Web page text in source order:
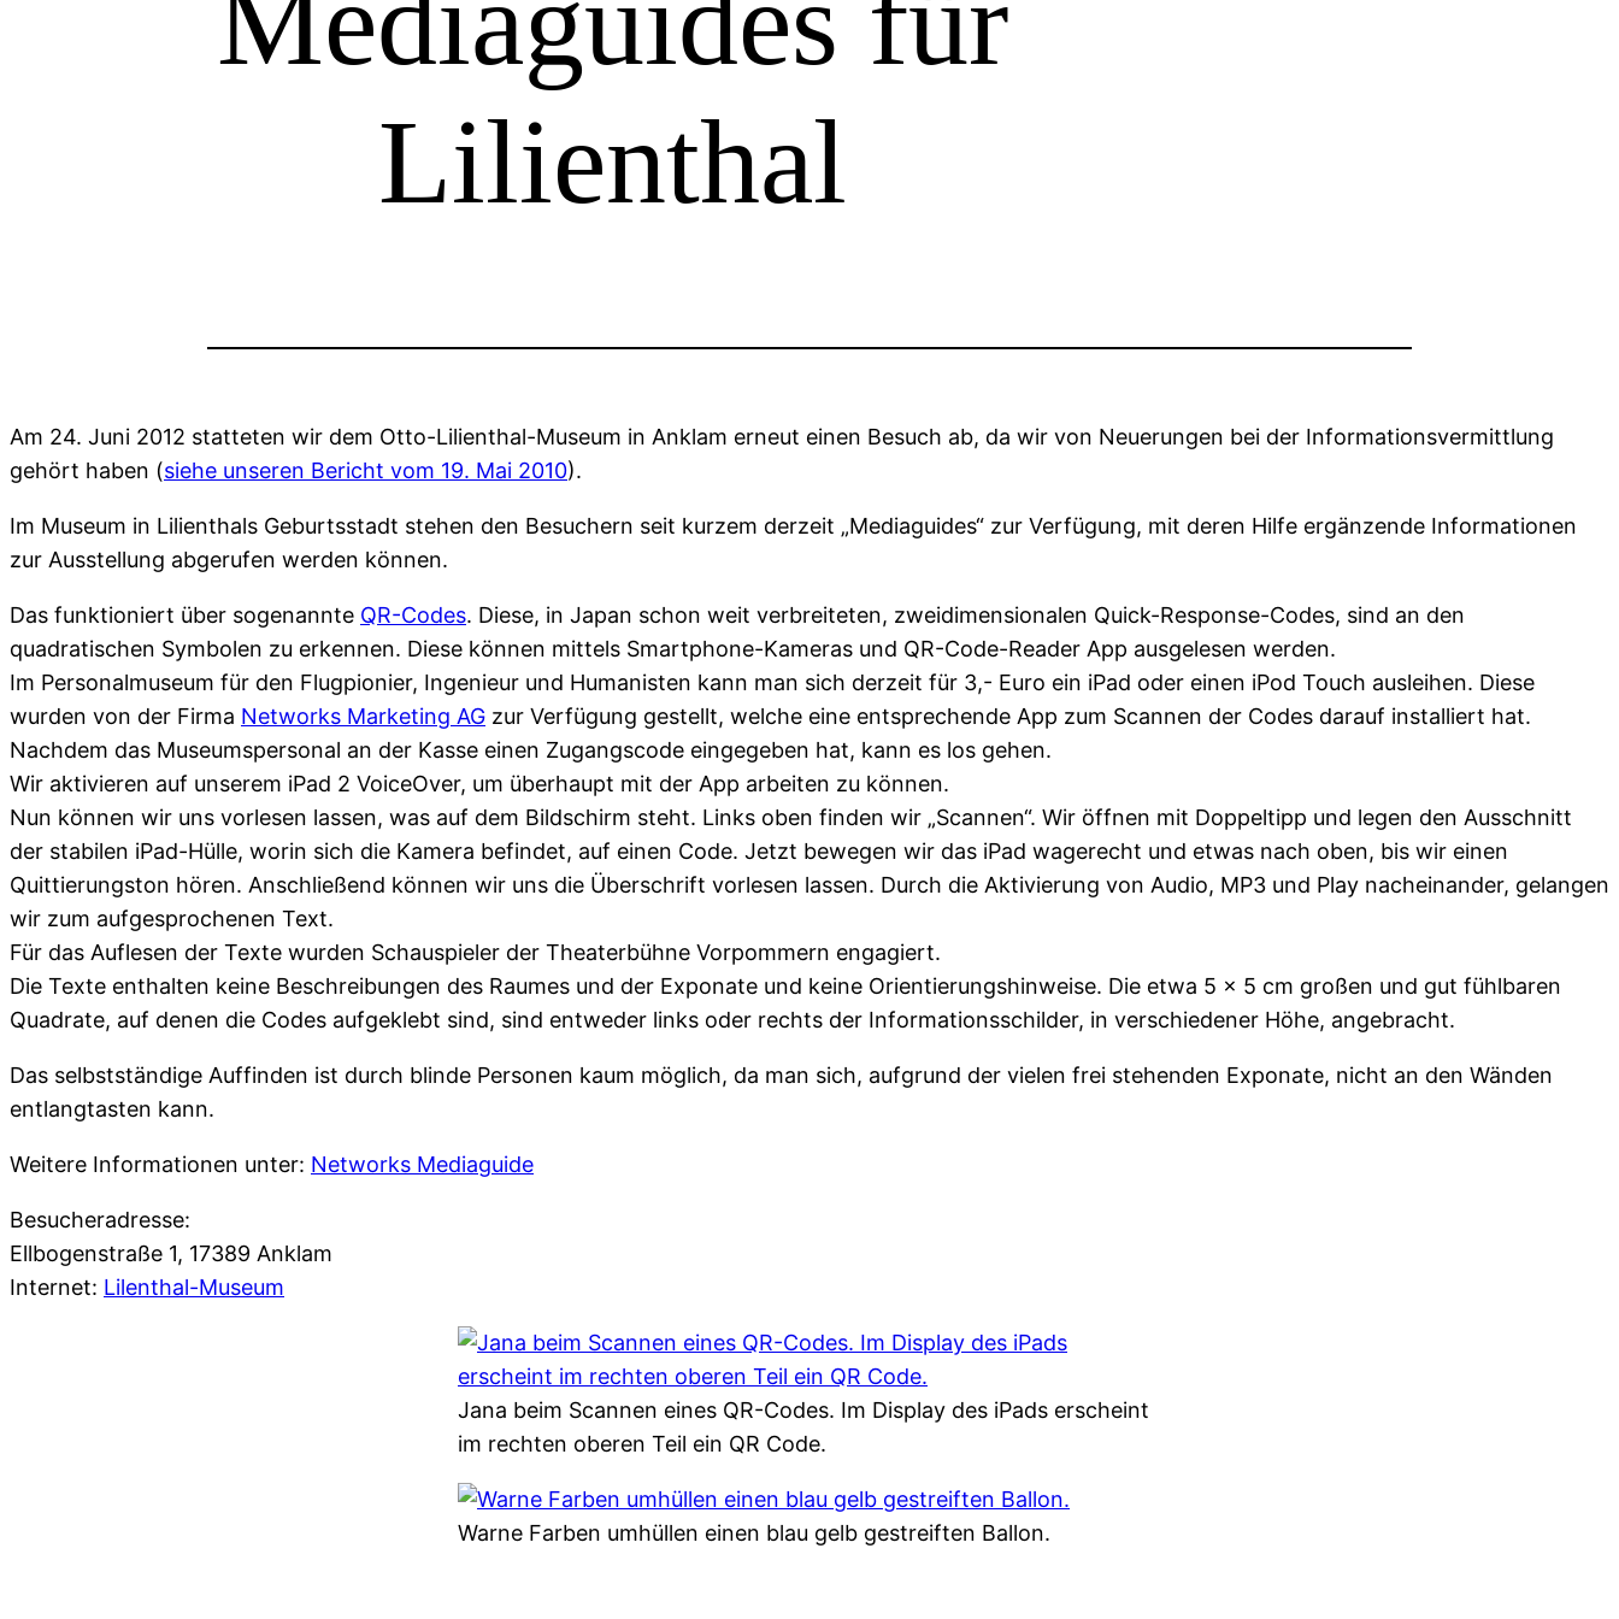
Lilienthal
Am 24. Juni 2012 statteten wir dem Otto-Lilienthal-Museum in Anklam erneut einen Besuch ab, da wir von Neuerungen bei der Informationsvermittlung
gehört haben (siehe unseren Bericht vom 19. Mai 2010).
Im Museum in Lilienthals Geburtsstadt stehen den Besuchern seit kurzem derzeit „Mediaguides“ zur Verfügung, mit deren Hilfe ergänzende Informationen
zur Ausstellung abgerufen werden können.
Das funktioniert über sogenannte QR-Codes. Diese, in Japan schon weit verbreiteten, zweidimensionalen Quick-Response-Codes, sind an den
quadratischen Symbolen zu erkennen. Diese können mittels Smartphone-Kameras und QR-Code-Reader App ausgelesen werden.
Im Personalmuseum für den Flugpionier, Ingenieur und Humanisten kann man sich derzeit für 3,- Euro ein iPad oder einen iPod Touch ausleihen. Diese
wurden von der Firma Networks Marketing AG zur Verfügung gestellt, welche eine entsprechende App zum Scannen der Codes darauf installiert hat.
Nachdem das Museumspersonal an der Kasse einen Zugangscode eingegeben hat, kann es los gehen.
Wir aktivieren auf unserem iPad 2 VoiceOver, um überhaupt mit der App arbeiten zu können.
Nun können wir uns vorlesen lassen, was auf dem Bildschirm steht. Links oben finden wir „Scannen“. Wir öffnen mit Doppeltipp und legen den Ausschnitt
der stabilen iPad-Hülle, worin sich die Kamera befindet, auf einen Code. Jetzt bewegen wir das iPad wagerecht und etwas nach oben, bis wir einen
Quittierungston hören. Anschließend können wir uns die Überschrift vorlesen lassen. Durch die Aktivierung von Audio, MP3 und Play nacheinander, gelangen
wir zum aufgesprochenen Text.
Für das Auflesen der Texte wurden Schauspieler der Theaterbühne Vorpommern engagiert.
Die Texte enthalten keine Beschreibungen des Raumes und der Exponate und keine Orientierungshinweise. Die etwa 5 x 5 cm großen und gut fühlbaren
Quadrate, auf denen die Codes aufgeklebt sind, sind entweder links oder rechts der Informationsschilder, in verschiedener Höhe, angebracht.
Das selbstständige Auffinden ist durch blinde Personen kaum möglich, da man sich, aufgrund der vielen frei stehenden Exponate, nicht an den Wänden
entlangtasten kann.
Weitere Informationen unter: Networks Mediaguide
Besucheradresse:
Ellbogenstraße 1, 17389 Anklam
Internet: Lilenthal-Museum
Jana beim Scannen eines QR-Codes. Im Display des iPads erscheint
im rechten oberen Teil ein QR Code.
Warne Farben umhüllen einen blau gelb gestreiften Ballon.